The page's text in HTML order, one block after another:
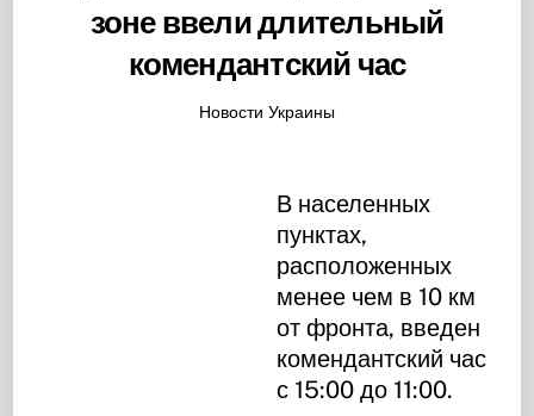
зоне ввели длительный
комендантский час
Новости Украины
В населенных
пунктах,
расположенных
менее чем в 10 км
от фронта, введен
комендантский час
с 15:00 до 11:00.